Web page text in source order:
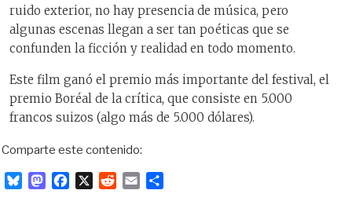
ruido exterior, no hay presencia de música, pero
algunas escenas llegan a ser tan poéticas que se
confunden la ficción y realidad en todo momento.
Este film ganó el premio más importante del festival, el
premio Boréal de la crítica, que consiste en 5.000
francos suizos (algo más de 5.000 dólares).
Comparte este contenido:
M
X